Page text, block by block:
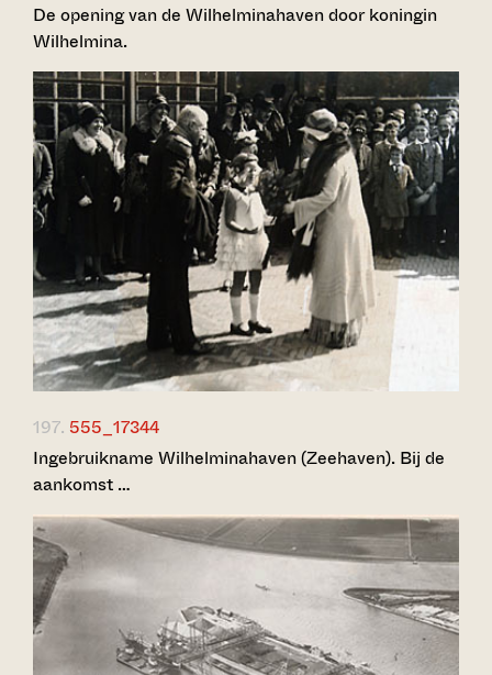
De opening van de Wilhelminahaven door koningin
Wilhelmina.
197. 555_17344
Ingebruikname Wilhelminahaven (Zeehaven). Bij de
aankomst …